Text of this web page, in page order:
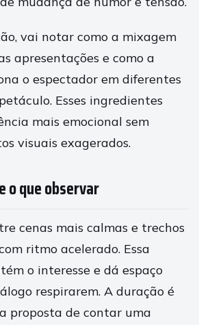
vai notar como a mixagem
apresentações e como a
o espectador em diferentes
Esses ingredientes
mais emocional sem
visuais exagerados.
o que observar
cenas mais calmas e trechos
ritmo acelerado. Essa
o interesse e dá espaço
respirarem. A duração é
proposta de contar uma